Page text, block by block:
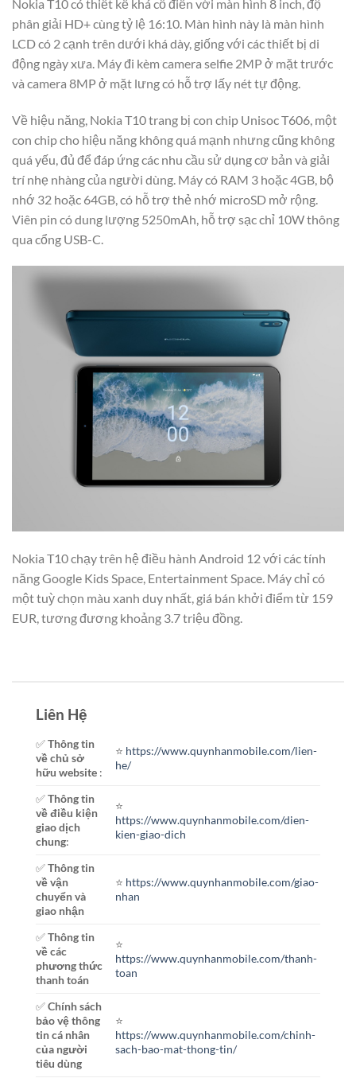
Nokia T10 có thiết kế khá cổ điển với màn hình 8 inch, độ
phân giải HD+ cùng tỷ lệ 16:10. Màn hình này là màn hình
LCD có 2 cạnh trên dưới khá dày, giống với các thiết bị di
động ngày xưa. Máy đi kèm camera selfie 2MP ở mặt trước
và camera 8MP ở mặt lưng có hỗ trợ lấy nét tự động.
Về hiệu năng, Nokia T10 trang bị con chip Unisoc T606, một
con chip cho hiệu năng không quá mạnh nhưng cũng không
quá yếu, đủ để đáp ứng các nhu cầu sử dụng cơ bản và giải
trí nhẹ nhàng của người dùng. Máy có RAM 3 hoặc 4GB, bộ
nhớ 32 hoặc 64GB, có hỗ trợ thẻ nhớ microSD mở rộng.
Viên pin có dung lượng 5250mAh, hỗ trợ sạc chỉ 10W thông
qua cổng USB-C.
Nokia T10 chạy trên hệ điều hành Android 12 với các tính
năng Google Kids Space, Entertainment Space. Máy chỉ có
một tuỳ chọn màu xanh duy nhất, giá bán khởi điểm từ 159
EUR, tương đương khoảng 3.7 triệu đồng.
Liên Hệ
✅Thông tin
về chủ sở
hữu website :
⭐️ https://www.quynhanmobile.com/lien-
he/
✅Thông tin
về điều kiện
giao dịch
chung:
⭐️
https://www.quynhanmobile.com/dien-
kien-giao-dich
✅Thông tin
về vận
chuyển và
giao nhận
⭐️ https://www.quynhanmobile.com/giao-
nhan
✅Thông tin
về các
phương thức
thanh toán
⭐️
https://www.quynhanmobile.com/thanh-
toan
✅Chính sách
bảo vệ thông
tin cá nhân
của người
tiêu dùng
⭐️
https://www.quynhanmobile.com/chinh-
sach-bao-mat-thong-tin/